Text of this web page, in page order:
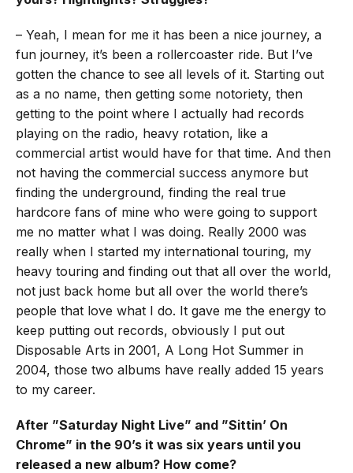
– Yeah, I mean for me it has been a nice journey, a
fun journey, it’s been a rollercoaster ride. But I’ve
gotten the chance to see all levels of it. Starting out
as a no name, then getting some notoriety, then
getting to the point where I actually had records
playing on the radio, heavy rotation, like a
commercial artist would have for that time. And then
not having the commercial success anymore but
finding the underground, finding the real true
hardcore fans of mine who were going to support
me no matter what I was doing. Really 2000 was
really when I started my international touring, my
heavy touring and finding out that all over the world,
not just back home but all over the world there’s
people that love what I do. It gave me the energy to
keep putting out records, obviously I put out
Disposable Arts in 2001, A Long Hot Summer in
2004, those two albums have really added 15 years
to my career.
After ”Saturday Night Live” and ”Sittin’ On
Chrome” in the 90’s it was six years until you
released a new album? How come?